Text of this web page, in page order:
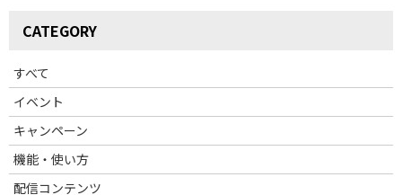
CATEGORY
すべて
イベント
キャンペーン
機能・使い方
配信コンテンツ